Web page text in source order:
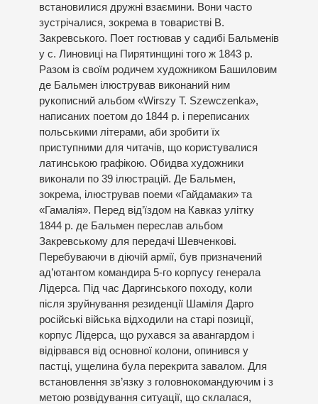
встановилися дружні взаємини. Вони часто
зустрічалися, зокрема в товаристві В.
Закревського. Поет гостював у садибі Бальменів
у с. Линовиці на Пирятинщині того ж 1843 р.
Разом із своїм родичем художником Башиловим
де Бальмен ілюстрував виконаний ним
рукописний альбом «Wirszy T. Szewczenka»,
написаних поетом до 1844 р. і переписаних
польськими літерами, аби зробити їх
приступними для читачів, що користувалися
латинською графікою. Обидва художники
виконали по 39 ілюстрацій. Де Бальмен,
зокрема, ілюстрував поеми «Гайдамаки» та
«Гамалія». Перед від’їздом на Кавказ улітку
1844 р. де Бальмен переслав альбом
Закревському для передачі Шевченкові.
Перебуваючи в діючій армії, був призначений
ад’ютантом командира 5-го корпусу генерала
Лідерса. Під час Даргинського походу, коли
після зруйнування резиденції Шаміля Дарго
російські війська відходили на старі позиції,
корпус Лідерса, що рухався за авангардом і
відірвався від основної колони, опинився у
пастці, ущелина була перекрита завалом. Для
встановлення зв’язку з головнокомандуючим і з
метою розвідування ситуації, що склалася,